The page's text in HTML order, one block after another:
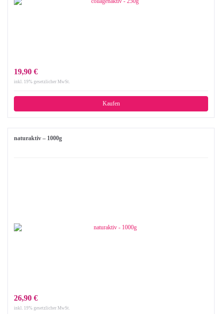
19,90 €
inkl. 19% gesetzlicher MwSt.
Kaufen
naturaktiv – 1000g
26,90 €
inkl. 19% gesetzlicher MwSt.